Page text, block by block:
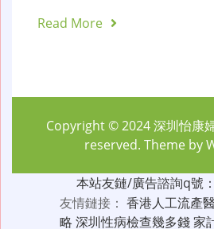
Read More
Copyright © 2024深圳怡康
reserved. Theme by
本站友鏈/廣告諮詢q號
友情鏈接： 香港人工流產
略 深圳性病檢查幾多錢家